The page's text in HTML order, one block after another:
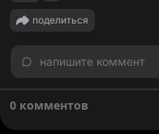
поделиться
напишите коммент
0 комментов